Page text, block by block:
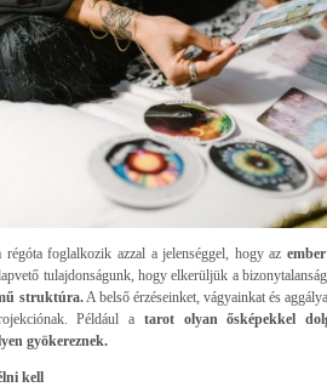
foglalkozik azzal a jelenséggel, hogy az
tulajdonságunk, hogy elkerüljük a
struktúra.A belső érzéseinket, vágyainkat és
Például a tarot olyan ősképekkel
gyökereznek.
kell